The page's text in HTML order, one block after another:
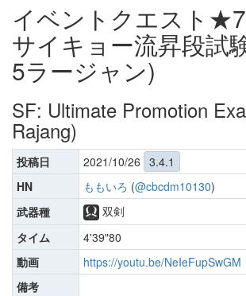
イベントクエスト★7
サイキョー流昇段試
5ラージャン)
SF: Ultimate Promotion
Rajang)
投稿日 2021/10/26 3.4.1
HN
ももいろ (@cbcdm10130)
武器種
双剣
タイム
4'39"80
動画
https://youtu.be/NeIeFupSwGM
備考